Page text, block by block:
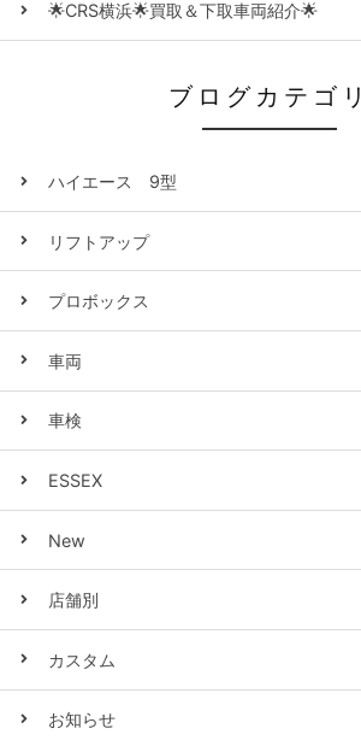
🌟CRS横浜🌟買取＆下取車両紹介🌟
ブログカテゴリ
ハイエース 9型
リフトアップ
プロボックス
車両
車検
ESSEX
New
店舗別
カスタム
お知らせ